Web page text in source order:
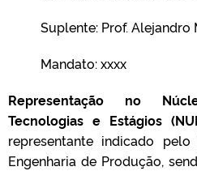
Suplente: Prof. Alejandro
Mandato: xxxx
Representação no
Tecnologias e Estágios
representante indicado
Engenharia de Produção,